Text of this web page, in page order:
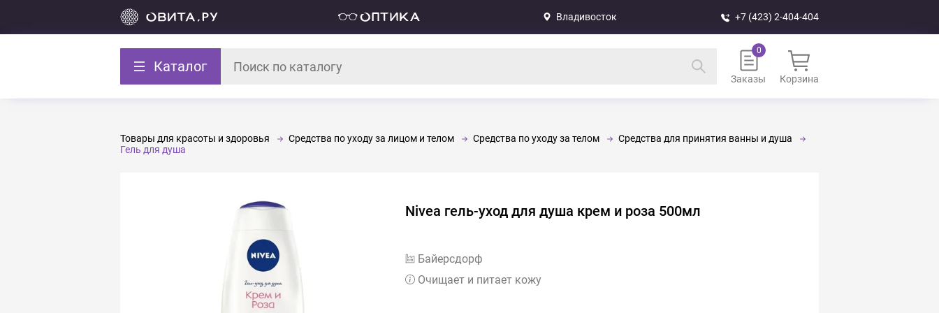
Владивосток +7 (423) 2-404-404
Каталог
Заказы Корзина
Товары для красоты и здоровья Средства по уходу за лицом и телом Средства по уходу за телом
Средства для принятия ванны и душа
Гель для душа
Nivea гель-уход для душа крем и роза 500мл
Байерсдорф
Очищает и питает кожу